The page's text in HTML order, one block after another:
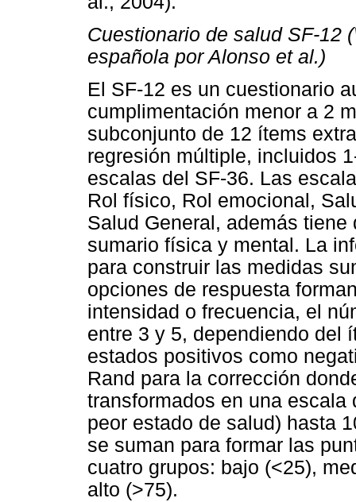
Cuestionario de salud SF-12
española por Alonso et al.)
El SF-12 es un cuestionario
cumplimentación menor a 2
subconjunto de 12 ítems
regresión múltiple, incluidos
escalas del SF-36. Las
Rol físico, Rol emocional,
Salud General, además
sumario física y mental. La
para construir las medidas
opciones de respuesta
intensidad o frecuencia, el
entre 3 y 5, dependiendo del
estados positivos como
Rand para la corrección
transformados en una
peor estado de salud) hasta
se suman para formar las
cuatro grupos: bajo (<25),
alto (>75).